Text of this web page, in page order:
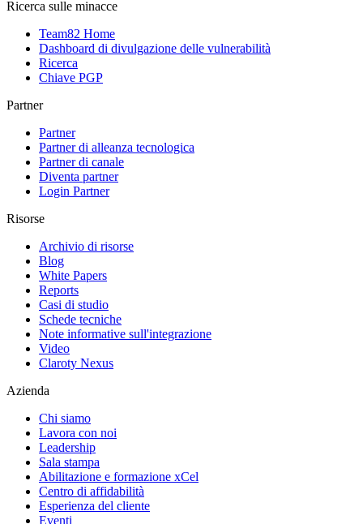
Ricerca sulle minacce
Team82 Home
Dashboard di divulgazione delle vulnerabilità
Ricerca
Chiave PGP
Partner
Partner
Partner di alleanza tecnologica
Partner di canale
Diventa partner
Login Partner
Risorse
Archivio di risorse
Blog
White Papers
Reports
Casi di studio
Schede tecniche
Note informative sull'integrazione
Video
Claroty Nexus
Azienda
Chi siamo
Lavora con noi
Leadership
Sala stampa
Abilitazione e formazione xCel
Centro di affidabilità
Esperienza del cliente
Eventi